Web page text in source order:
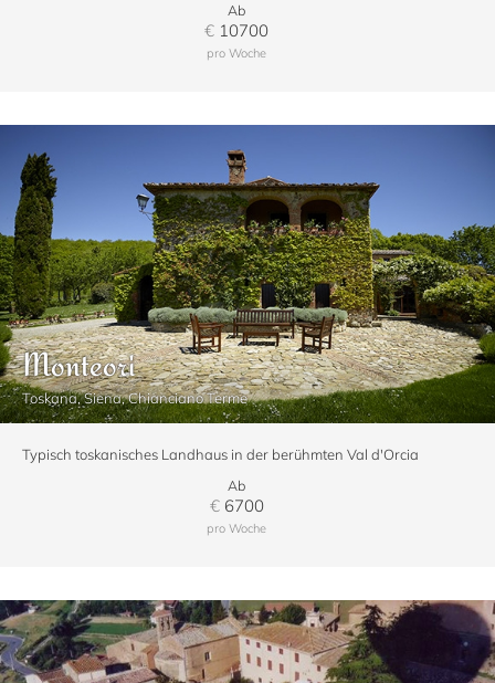
Ab
€ 10700
pro Woche
Monteori
Toskana, Siena, Chianciano Terme
Typisch toskanisches Landhaus in der berühmten Val d'Orcia
Ab
€6700
pro Woche